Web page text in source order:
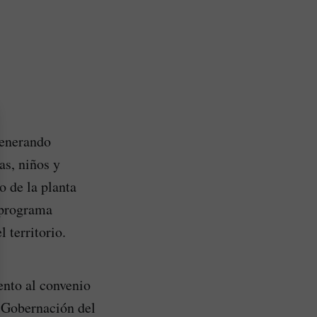
niños y
de la planta
territorio.
al convenio
del